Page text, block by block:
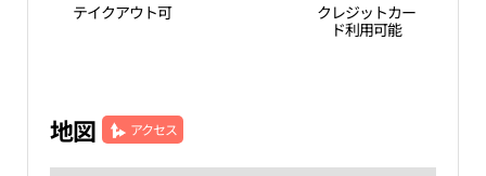
テイクアウト可
クレジットカー
ド利用可能
地図 アクセス